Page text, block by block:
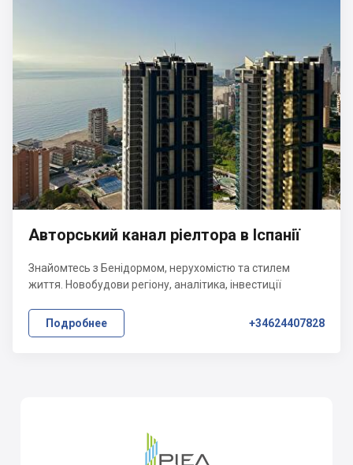
Авторський канал ріелтора в Іспанії
Знайомтесь з Бенідормом, нерухомістю та стилем
життя. Новобудови регіону, аналітика, інвестиції
Подробнее +34624407828